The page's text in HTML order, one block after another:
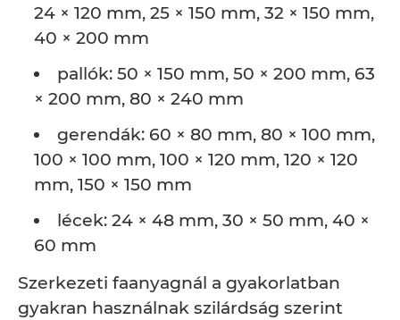
24 × 120 mm, 25 × 150 mm, 32 × 150 mm,
40 × 200 mm
pallók: 50 × 150 mm, 50 × 200 mm, 63
× 200 mm, 80 × 240 mm
gerendák: 60 × 80 mm, 80 × 100 mm,
100 × 100 mm, 100 × 120 mm, 120 × 120
mm, 150 × 150 mm
lécek: 24 × 48 mm, 30 × 50 mm, 40 ×
60 mm
Szerkezeti faanyagnál a gyakorlatban
gyakran használnak szilárdság szerint